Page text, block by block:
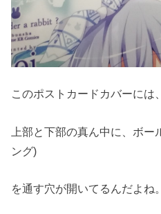
このポストカードカバーには、
上部と下部の真ん中に、ボ
ング)
を通す穴が開いてるんだよね。